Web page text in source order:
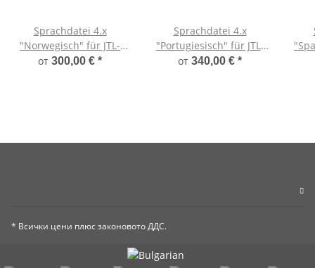
Sprachdatei 4.x
"Norwegisch" für JTL-
Shop 4
от 300,00 € *
Sprachdatei 4.x
"Portugiesisch" für JTL-
Shop 4
от 340,00 € *
* Всички цени плюс законовото ДДС.